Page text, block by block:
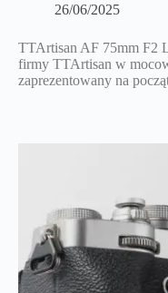
26/06/2025
TTArtisan AF 75mm F2
firmy TTArtisan w
zaprezentowany na